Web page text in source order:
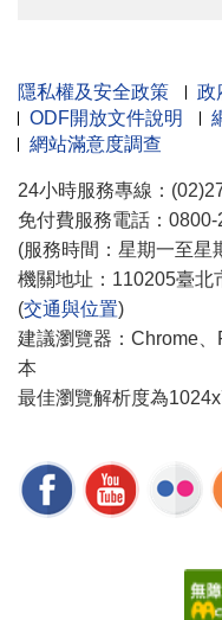
隱私權及安全政策
政
ODF開放文件說明
網站滿意度調查
24小時服務專線：
免付費服務電話：
(服務時間：星期一至星
機關地址：110205臺北
(交通與位置)
建議瀏覽器：Chrome
本
最佳瀏覽解析度為